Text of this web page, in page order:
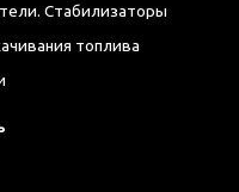
Стабилизаторы
топлива